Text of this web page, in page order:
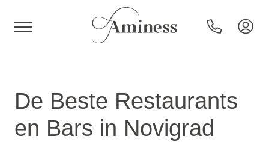
De Beste Restaurants
en Bars in Novigrad